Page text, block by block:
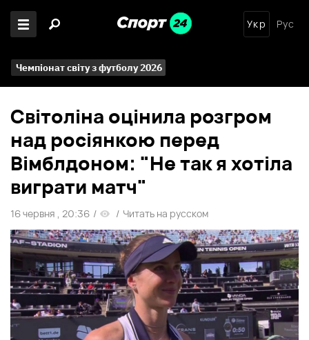
Укр Рус
Чемпіонат світу з футболу 2026
Світоліна оцінила розгром
над росіянкою перед
Вімблдоном: "Не так я хотіла
виграти матч"
16 червня , 20:36 / / Читать на русском